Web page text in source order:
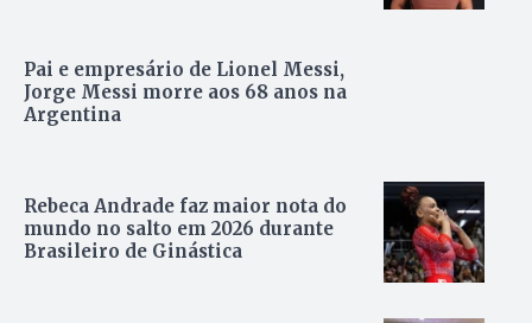
Pai e empresário de Lionel Messi,
Jorge Messi morre aos 68 anos na
Argentina
Rebeca Andrade faz maior nota do
mundo no salto em 2026 durante
Brasileiro de Ginástica